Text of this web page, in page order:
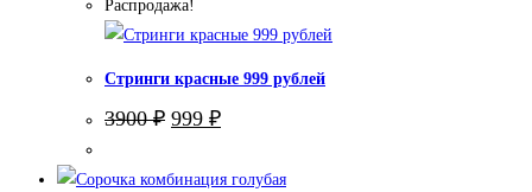
Распродажа!
Стринги красные 999 рублей
3900₽ Первоначальная
цена
3900 ₽.
999 ₽Текущая
цена: